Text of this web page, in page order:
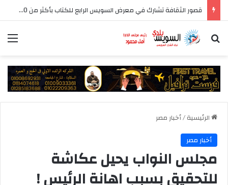
قصور الثقافة تشارك في معرض السويس الرابع للكتاب بأكثر من 250 عنوانا وببرنامج فني عبر المسرح المتنقل
بحث عن
الرئيسية/أخبار مصر
أخبار مصر
مجلس النواب يحيل عكاشة
للتحقيق بسبب اهانة الرئيس !